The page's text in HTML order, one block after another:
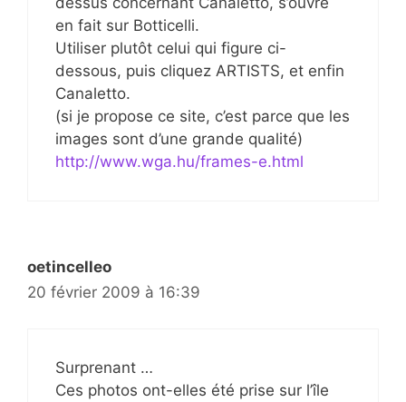
en fait sur Botticelli.
Utiliser plutôt celui qui figure ci-
dessous, puis cliquez ARTISTS, et enfin
Canaletto.
(si je propose ce site, c’est parce que les
images sont d’une grande qualité)
http://www.wga.hu/frames-e.html
oetincelleo
20 février 2009 à 16:39
Surprenant …
Ces photos ont-elles été prise sur l’île